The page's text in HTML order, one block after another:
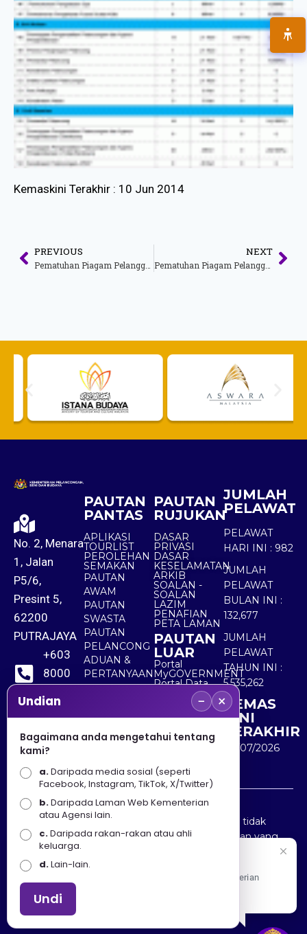
Kemaskini Terakhir : 10 Jun 2014
PREVIOUS NEXT
Pematuhan Piagam Pelanggan Januari 2014
No. 2, Menara
1, Jalan
P5/6,
Presint 5,
62200
PUTRAJAYA
+603
8000
+603
8891
7100
PAUTAN
PANTAS
APLIKASI
TOURLIST
PEROLEHAN
SEMAKAN
PAUTAN
AWAM
PAUTAN
SWASTA
PAUTAN
PELANCONG
ADUAN &
PERTANYAAN
PAUTAN
RUJUKAN
DASAR
PRIVASI
DASAR
KESELAMATAN
ARKIB
SOALAN -
SOALAN
LAZIM
PENAFIAN
PETA LAMAN
PAUTAN
LUAR
Portal
MyGOVERNMENT
Portal Data
Sektor Awam
JUMLAH
PELAWAT
PELAWAT
HARI INI : 982
JUMLAH
PELAWAT
BULAN INI :
132,677
JUMLAH
PELAWAT
TAHUN INI :
5,535,262
KEMAS
KINI
TERAKHIR
30/07/2026
Penafian : Kerajaan Malaysia dan Kementerian
Pelancongan Seni dan Budaya (MOTAC) adalah tidak
bertanggungjawab atas kehilangan atau kerugian yang
disebabkan oleh penggunaan mana-mana maklumat
yang diperolehi dari portal ini.
Hakcipta © 2025 KEMENTERIAN PELANCONGAN SENI
DAN BUDAYA. | Hak Cipta Terpelihara.
Undian − ×
Bagaimana anda mengetahui tentang
kami?
a.Daripada media sosial (seperti
Facebook, Instagram, TikTok, X/Twitter)
b.Daripada Laman Web Kementerian
atau Agensi lain.
c.Daripada rakan-rakan atau ahli
keluarga.
d.Lain-lain.
Undi
Apa Khabar! Selamat datang ke Portal Rasmi Kementerian
Pelancongan, Seni dan Budaya